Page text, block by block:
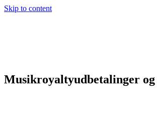
Skip to content
Musikroyaltyudbetalinger